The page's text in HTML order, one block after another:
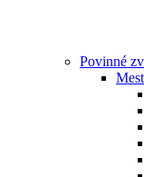
Povinné